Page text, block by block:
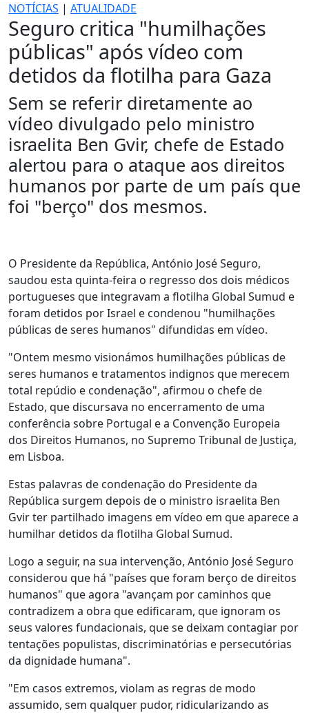
NOTÍCIAS | ATUALIDADE
Seguro critica "humilhações
públicas" após vídeo com
detidos da flotilha para Gaza
Sem se referir diretamente ao
vídeo divulgado pelo ministro
israelita Ben Gvir, chefe de Estado
alertou para o ataque aos direitos
humanos por parte de um país que
foi "berço" dos mesmos.
O Presidente da República, António José Seguro,
saudou esta quinta-feira o regresso dos dois médicos
portugueses que integravam a flotilha Global Sumud e
foram detidos por Israel e condenou "humilhações
públicas de seres humanos" difundidas em vídeo.
"Ontem mesmo visionámos humilhações públicas de
seres humanos e tratamentos indignos que merecem
total repúdio e condenação", afirmou o chefe de
Estado, que discursava no encerramento de uma
conferência sobre Portugal e a Convenção Europeia
dos Direitos Humanos, no Supremo Tribunal de Justiça,
em Lisboa.
Estas palavras de condenação do Presidente da
República surgem depois de o ministro israelita Ben
Gvir ter partilhado imagens em vídeo em que aparece a
humilhar detidos da flotilha Global Sumud.
Logo a seguir, na sua intervenção, António José Seguro
considerou que há "países que foram berço de direitos
humanos" que agora "avançam por caminhos que
contradizem a obra que edificaram, que ignoram os
seus valores fundacionais, que se deixam contagiar por
tentações populistas, discriminatórias e persecutórias
da dignidade humana".
"Em casos extremos, violam as regras de modo
assumido, sem qualquer pudor, ridicularizando as